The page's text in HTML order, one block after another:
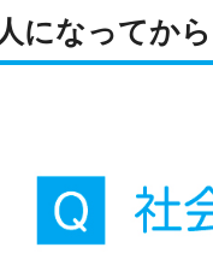
になってか